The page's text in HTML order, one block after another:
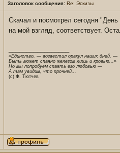
Заголовок сообщения: Re: Эскизы
Скачал и посмотрел сегодня
на мой взгляд, соответствует.
«Единство, — возвестил оракул наших дней, —
Быть может спаяно железом лишь и кровью...»
Но мы попробуем спаять его любовью —
А там увидим, что прочней...
(c) Ф. Тютчев